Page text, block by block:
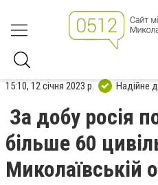
15:10, 12 січня 2023 р. Надійне
За добу росія
більше 60
Миколаївській